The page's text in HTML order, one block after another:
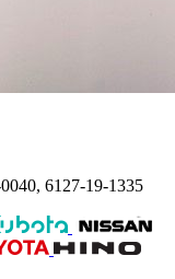
6127-19-1335